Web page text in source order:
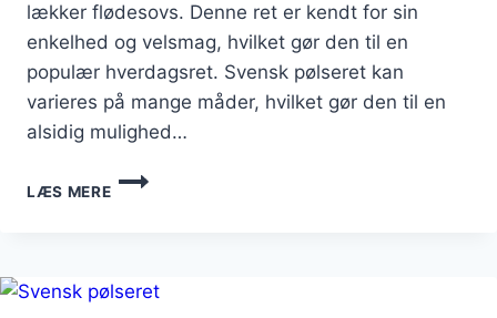
lækker flødesovs. Denne ret er kendt for sin
enkelhed og velsmag, hvilket gør den til en
populær hverdagsret. Svensk pølseret kan
varieres på mange måder, hvilket gør den til en
alsidig mulighed…
LÆS MERE
SVENSK
PØLSERET
FLØDESOVS